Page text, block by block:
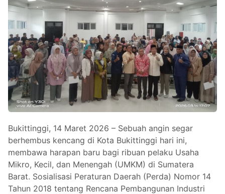
Bukittinggi, 14 Maret 2026 – Sebuah angin segar
berhembus kencang di Kota Bukittinggi hari ini,
membawa harapan baru bagi ribuan pelaku Usaha
Mikro, Kecil, dan Menengah (UMKM) di Sumatera
Barat. Sosialisasi Peraturan Daerah (Perda) Nomor 14
Tahun 2018 tentang Rencana Pembangunan Industri